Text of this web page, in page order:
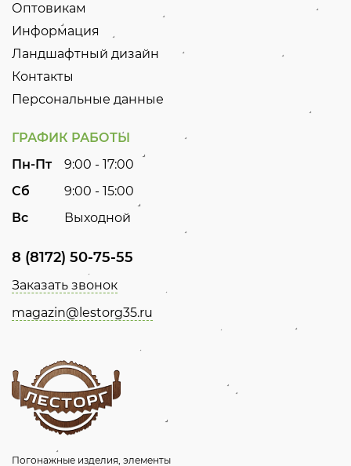
Погонажные изделия, элементы
Оптовикам
Информация
Ландшафтный дизайн
Контакты
Персональные данные
ГРАФИК РАБОТЫ
Пн-Пт
9:00 - 17:00
Сб
9:00 - 15:00
Вс
Выходной
8 (8172) 50-75-55
Заказать звонок
magazin@lestorg35.ru